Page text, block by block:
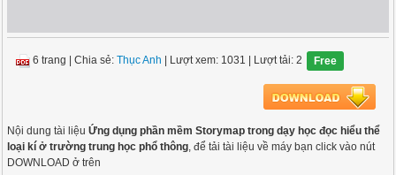
6 trang |Chia sẻ:Thục Anh | Lượt xem: 1031 | Lượt tải: 2 Free
Nội dung tài liệuỨng dụng phần mềm Storymap trong dạy học đọc hiểu thể
loại kí ở trường trung học phổ thông, để tải tài liệu về máy bạn click vào nút
DOWNLOAD ở trên